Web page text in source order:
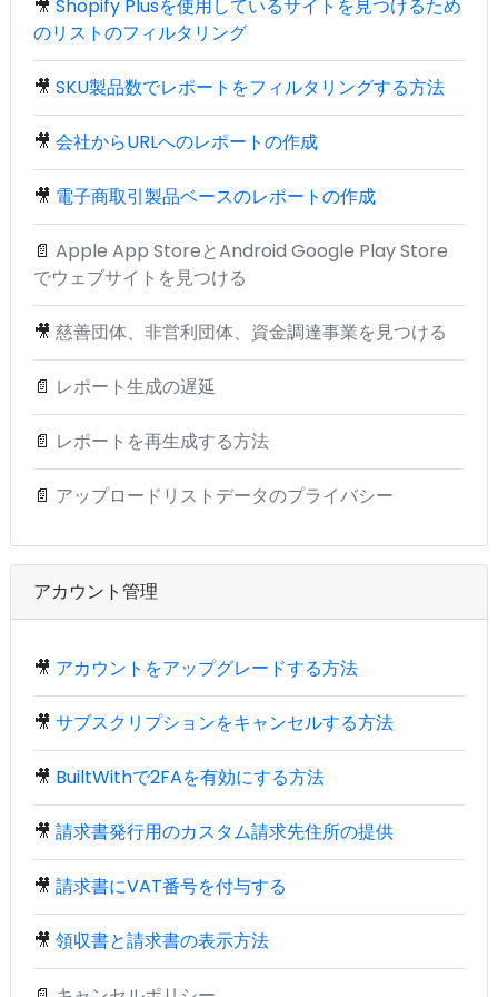
🎥 Shopify Plusを使用しているサイトを見つけるため
のリストのフィルタリング
🎥 SKU製品数でレポートをフィルタリングする方法
🎥 会社からURLへのレポートの作成
🎥 電子商取引製品ベースのレポートの作成
📄 Apple App StoreとAndroid Google Play Store
でウェブサイトを見つける
🎥 慈善団体、非営利団体、資金調達事業を見つける
📄 レポート生成の遅延
📄 レポートを再生成する方法
📄 アップロードリストデータのプライバシー
アカウント管理
🎥 アカウントをアップグレードする方法
🎥 サブスクリプションをキャンセルする方法
🎥 BuiltWithで2FAを有効にする方法
🎥 請求書発行用のカスタム請求先住所の提供
🎥 請求書にVAT番号を付与する
🎥 領収書と請求書の表示方法